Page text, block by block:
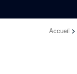
Accueil >